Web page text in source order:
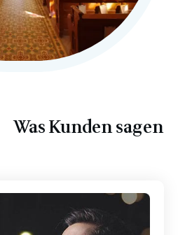
Was Kunden sagen